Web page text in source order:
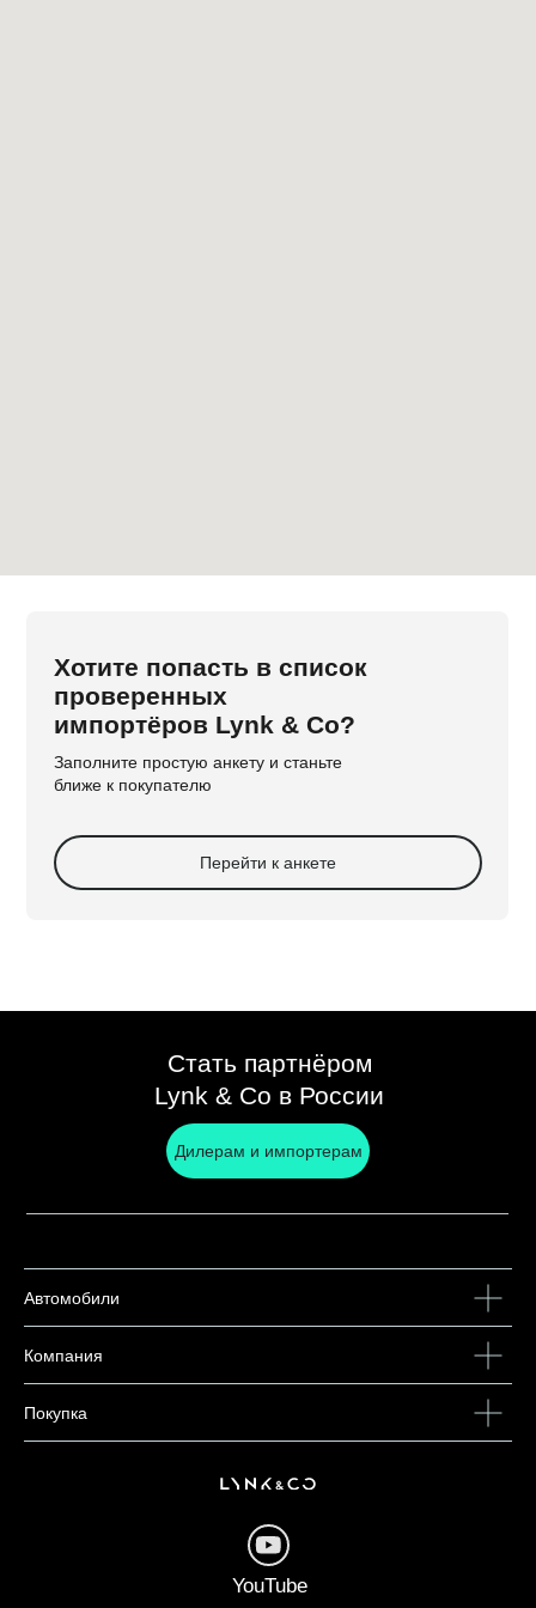
Хотите попасть в список
проверенных
импортёров Lynk & Co?
Заполните простую анкету и станьте
ближе к покупателю
Перейти к анкете
Дилерам и импортерам
Стать партнёром
Lynk & Co в России
Автомобили
Компания
Покупка
YouTube